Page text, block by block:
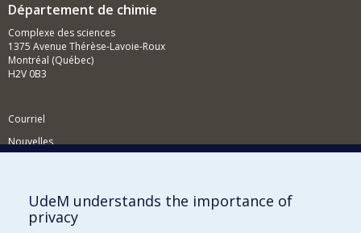
Département de chimie
Complexe des sciences
1375 Avenue Thérèse-Lavoie-Roux
Montréal (Québec)
H2V 0B3
Courriel
Nouvelles
Comment soutenir le Département?
BESOIN D'AIDE?
UdeM understands the importance of
privacy